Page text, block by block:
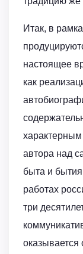
Итак, в
настоящее
как
автора над
быта и
работах
три